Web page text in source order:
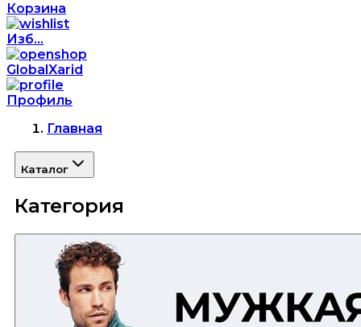
Корзина
Изб...
GlobalXarid
Профиль
Главная
Каталог
Категория